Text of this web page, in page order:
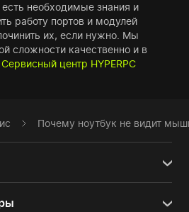
необходимые знания и
работу портов и модулей
их, если нужно. Мы
сложности качественно и в
Сервисный центр HYPERPC
Почему ноутбук не видит